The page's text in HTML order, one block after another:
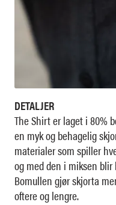
DETALJER
The Shirt er laget i 80%
en myk og behagelig
materialer som spiller
og med den i miksen blir
Bomullen gjør skjorta
oftere og lengre.